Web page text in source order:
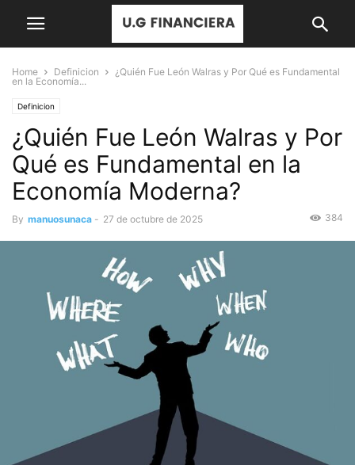
Home Definicion
¿Quién Fue León Walras y Por Qué es Fundamental
en la Economía...
Definicion
¿Quién Fue León Walras y Por
Qué es Fundamental en la
Economía Moderna?
By manuosunaca - 27 de octubre de 2025 384